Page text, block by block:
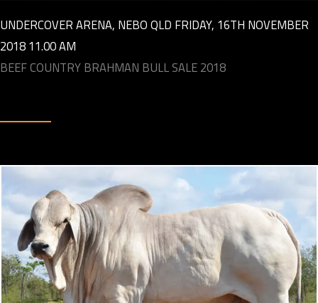
UNDERCOVER ARENA, NEBO QLD FRIDAY, 16TH NOVEMBER
2018 11.00 AM
BEEF COUNTRY BRAHMAN BULL SALE 2018